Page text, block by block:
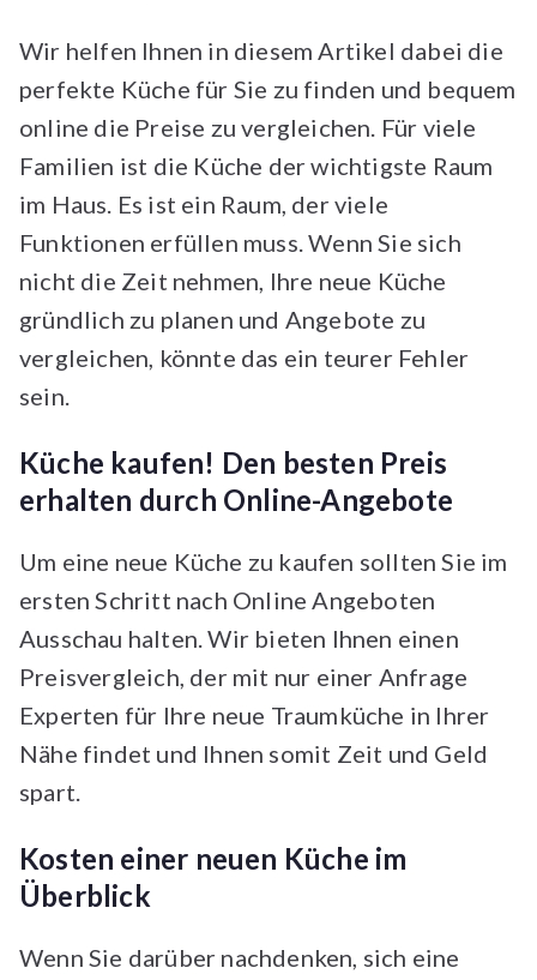
Wir helfen Ihnen in diesem Artikel dabei die
perfekte Küche für Sie zu finden und bequem
online die Preise zu vergleichen. Für viele
Familien ist die Küche der wichtigste Raum
im Haus. Es ist ein Raum, der viele
Funktionen erfüllen muss. Wenn Sie sich
nicht die Zeit nehmen, Ihre neue Küche
gründlich zu planen und Angebote zu
vergleichen, könnte das ein teurer Fehler
sein.
Küche kaufen! Den besten Preis
erhalten durch Online-Angebote
Um eine neue Küche zu kaufen sollten Sie im
ersten Schritt nach Online Angeboten
Ausschau halten. Wir bieten Ihnen einen
Preisvergleich, der mit nur einer Anfrage
Experten für Ihre neue Traumküche in Ihrer
Nähe findet und Ihnen somit Zeit und Geld
spart.
Kosten einer neuen Küche im
Überblick
Wenn Sie darüber nachdenken, sich eine